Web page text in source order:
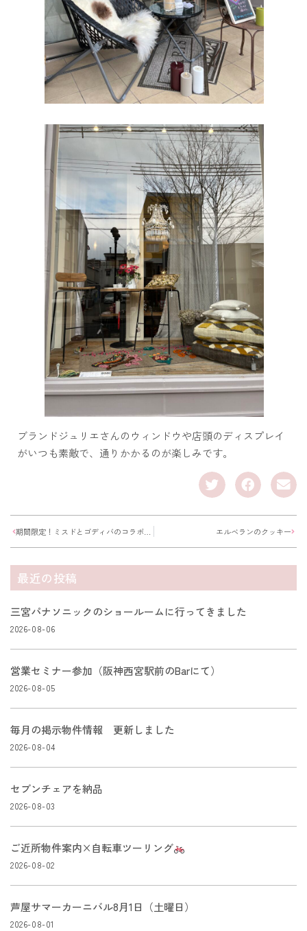
ブランドジュリエさんのウィンドウや店頭のディスプレイ
がいつも素敵で、通りかかるのが楽しみです。
エルベランのクッキー
最近の投稿
三宮パナソニックのショールームに行ってきました
2026-08-06
営業セミナー参加（阪神西宮駅前のBarにて）
2026-08-05
毎月の掲示物件情報 更新しました
2026-08-04
セブンチェアを納品
2026-08-03
ご近所物件案内×自転車ツーリング
2026-08-02
芦屋サマーカーニバル8月1日（土曜日）
2026-08-01